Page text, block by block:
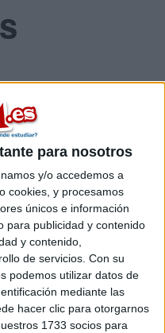
para nosotros
y/o accedemos a
cookies, y procesamos
únicos e información
para publicidad y contenido
y contenido,
de servicios. Con su
podemos utilizar datos de
mediante las
hacer clic para otorgarnos
1733 socios para
a los
nuevos
gmail?
asegurarte de recibir
ayudaras a compartir
con tus amigos.